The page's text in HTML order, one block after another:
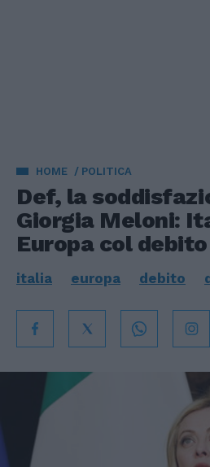
HOME POLITICA
Def, la
Giorgia Meloni:
Europa col
italia europa debito